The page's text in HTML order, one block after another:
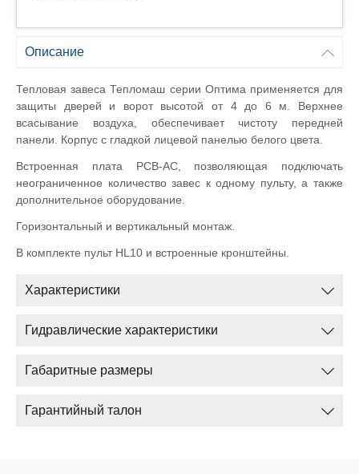
Описание
Тепловая завеса Тепломаш серии Оптима применяется для
защиты дверей и ворот высотой от 4 до 6 м. Верхнее
всасывание воздуха, обеспечивает чистоту передней
панели. Корпус с гладкой лицевой панелью белого цвета.
Встроенная плата PCB-AC, позволяющая подключать
неограниченное количество завес к одному пульту, а также
дополнительное оборудование.
Горизонтальный и вертикальный монтаж.
В комплекте пульт HL10 и встроенные кронштейны.
Характеристики
Гидравлические характеристики
Габаритные размеры
Гарантийный талон